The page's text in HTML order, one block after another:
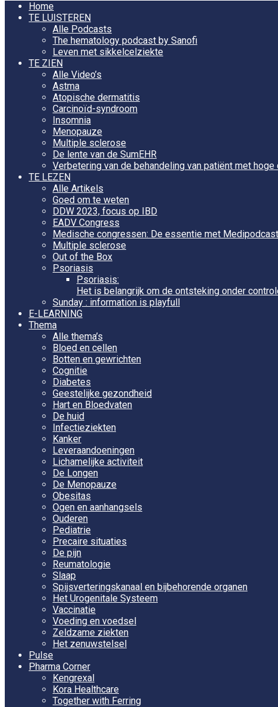
Home
TE LUISTEREN
Alle Podcasts
The hematology podcast by Sanofi
Leven met sikkelcelziekte
TE ZIEN
Alle Video’s
Astma
Atopische dermatitis
Carcinoïd-syndroom
Insomnia
Menopauze
Multiple sclerose
De lente van de SumEHR
Verbetering van de behandeling van patiënt met
TE LEZEN
Alle Artikels
Goed om te weten
DDW 2023, focus op IBD
EADV Congress
Medische congressen: De essentie met Medipodcast
Multiple sclerose
Out of the Box
Psoriasis
Psoriasis:
Het is belangrijk om de ontsteking onder
Sunday : information is playfull
E-LEARNING
Thema
Alle thema’s
Bloed en cellen
Botten en gewrichten
Cognitie
Diabetes
Geestelijke gezondheid
Hart en Bloedvaten
De huid
Infectieziekten
Kanker
Leveraandoeningen
Lichamelijke activiteit
De Longen
De Menopauze
Obesitas
Ogen en aanhangsels
Ouderen
Pediatrie
Precaire situaties
De pijn
Reumatologie
Slaap
Spijsverteringskanaal en bijbehorende organen
Het Urogenitale Systeem
Vaccinatie
Voeding en voedsel
Zeldzame ziekten
Het zenuwstelsel
Pulse
Pharma Corner
Kengrexal
Kora Healthcare
Together with Ferring